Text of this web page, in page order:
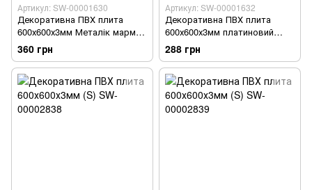
Артикул: SW-00001630
Декоративна ПВХ плита
600х600х3мм Металік мармур
(S) SW-00001630
360 грн
Артикул: SW-00001632
Декоративна ПВХ плита
600х600х3мм платиновий
мармур (S) SW-00001632
288 грн